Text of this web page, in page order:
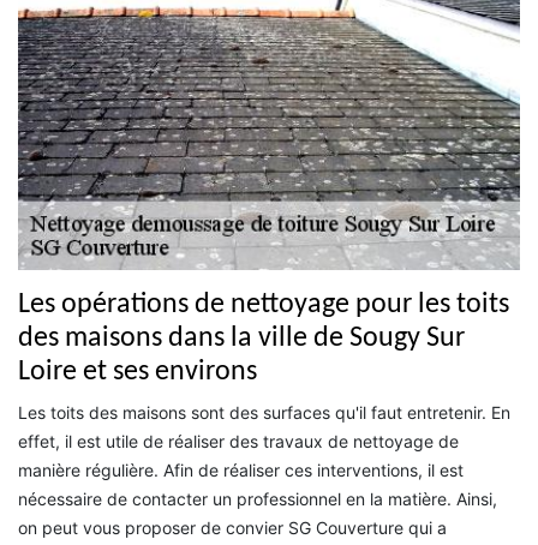
Les opérations de nettoyage pour les toits
des maisons dans la ville de Sougy Sur
Loire et ses environs
Les toits des maisons sont des surfaces qu'il faut entretenir. En
effet, il est utile de réaliser des travaux de nettoyage de
manière régulière. Afin de réaliser ces interventions, il est
nécessaire de contacter un professionnel en la matière. Ainsi,
on peut vous proposer de convier SG Couverture qui a